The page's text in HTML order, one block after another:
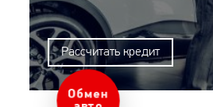
Рассчитать кредит
Оценка